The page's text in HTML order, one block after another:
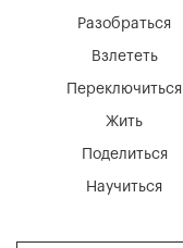
Разобраться
Взлететь
Переключиться
Жить
Поделиться
Научиться